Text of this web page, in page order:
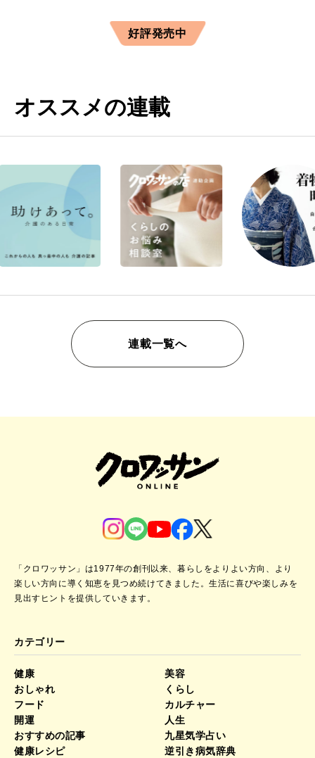
好評発売中
オススメの連載
連載一覧へ
「クロワッサン」は1977年の創刊以来、暮らしをよりよい方向、より
楽しい方向に導く知恵を見つめ続けてきました。生活に喜びや楽しみを
見出すヒントを提供していきます。
カテゴリー
健康
美容
おしゃれ
くらし
フード
カルチャー
開運
人生
おすすめの記事
九星気学占い
健康レシピ
逆引き病気辞典